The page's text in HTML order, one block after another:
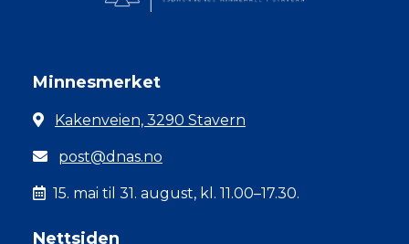
Minnesmerket
Kakenveien, 3290 Stavern
post@dnas.no
15. mai til 31. august, kl. 11.00–17.30.
Nettsiden